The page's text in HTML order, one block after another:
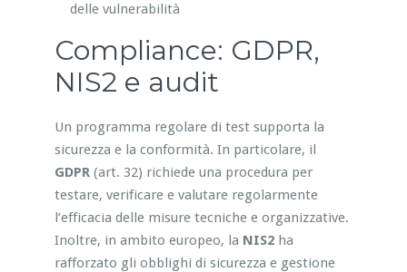
delle vulnerabilità
Compliance: GDPR,
NIS2 e audit
Un programma regolare di test supporta la
sicurezza e la conformità. In particolare, il
GDPR(art. 32) richiede una procedura per
testare, verificare e valutare regolarmente
l’efficacia delle misure tecniche e organizzative.
Inoltre, in ambito europeo, la NIS2ha
rafforzato gli obblighi di sicurezza e gestione